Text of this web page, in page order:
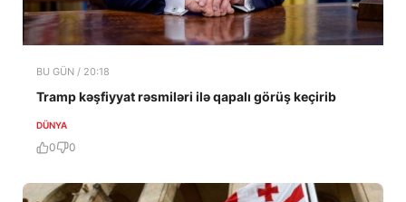
BU GÜN / 20:18
Tramp kəşfiyyat rəsmiləri ilə qapalı görüş keçirib
DÜNYA
0 0